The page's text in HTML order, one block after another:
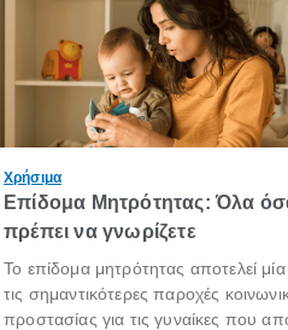
Χρήσιμα
Επίδομα Μητρότητας: Όλα
πρέπει να γνωρίζετε
Το επίδομα μητρότητας αποτελεί
τις σημαντικότερες παροχές
προστασίας για τις γυναίκες που